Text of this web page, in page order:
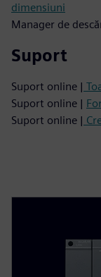
dimensiuni
Manager de
Suport
Suport online |
Suport online |
Suport online |